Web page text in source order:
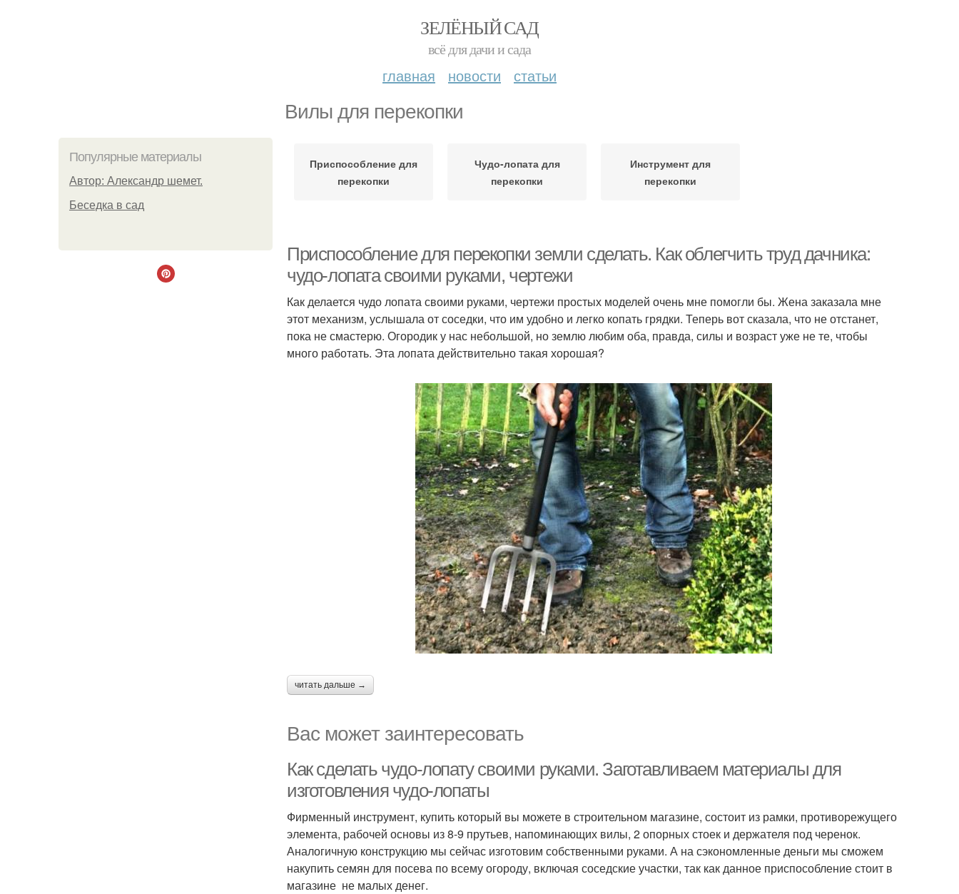
ЗЕЛЁНЫЙ САД
всё для дачи и сада
главная новости статьи
Вилы для перекопки
Популярные материалы
Автор: Александр шемет.
Беседка в сад
Приспособление для
перекопки
Чудо-лопата для
перекопки
Инструмент для
перекопки
Приспособление для перекопки земли сделать. Как облегчить труд дачника:
чудо-лопата своими руками, чертежи
Как делается чудо лопата своими руками, чертежи простых моделей очень мне помогли бы. Жена заказала мне
этот механизм, услышала от соседки, что им удобно и легко копать грядки. Теперь вот сказала, что не отстанет,
пока не смастерю. Огородик у нас небольшой, но землю любим оба, правда, силы и возраст уже не те, чтобы
много работать. Эта лопата действительно такая хорошая?
читать дальше →
Вас может заинтересовать
Как сделать чудо-лопату своими руками. Заготавливаем материалы для
изготовления чудо-лопаты
Фирменный инструмент, купить который вы можете в строительном магазине, состоит из рамки, противорежущего
элемента, рабочей основы из 8-9 прутьев, напоминающих вилы, 2 опорных стоек и держателя под черенок.
Аналогичную конструкцию мы сейчас изготовим собственными руками. А на сэкономленные деньги мы сможем
накупить семян для посева по всему огороду, включая соседские участки, так как данное приспособление стоит в
магазине не малых денег.